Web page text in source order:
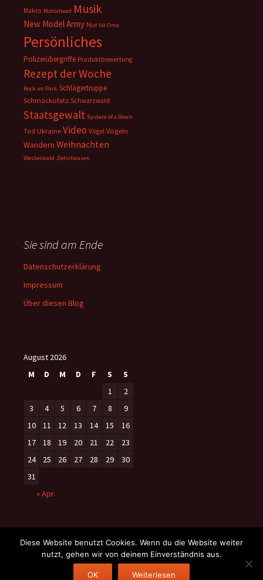
Makro Motörhead Musik
New Model Army Nur so Oma
Persönliches
Polizeiübergriffe Produktbewertung
Rezept der Woche
Rock im Park Schlägertruppe
Schmackofatz Schwarzwald
Staatsgewalt System of a Down
Tod Ukraine Video Vögel Vögeln
Wandern Weihnachten
Westerwald Zehnhausen
Sie sind am Ende
Datenschutzerklärung
Impressum
Über diesen Blog
August 2026
M
D M D F S
S
1
2
3
4 5 6 7 8
9
10
11 12 13 14 15
16
17
18 19 20 21 22
23
24
25 26 27 28 29
30
31
« Apr.
Datenschutzerklärung Stolz präsentiert von WordPress
Diese Website benutzt Cookies. Wenn du die Website weiter
nutzt, gehen wir von deinem Einverständnis aus.
OK Weiterlesen